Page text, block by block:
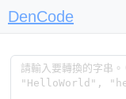
DenCode